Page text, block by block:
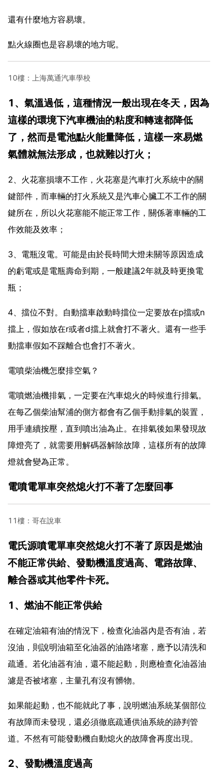
還有什麼地方容易壞。
點火線圈也是容易壞的地方呢。
10樓：上海萬通汽車學校
1、氣溫過低，這種情況一般出現在冬天，因為
這樣的環境下汽車機油的粘度和轉速都降低
了，然而是電池點火能量降低，這樣一來易燃
氣體就無法形成，也就難以打火；
2、火花塞損壞不工作，火花塞是汽車打火系統中的關
鍵部件，而車輛的打火系統又是汽車心臟工不工作的關
鍵所在，所以火花塞能不能正常工作，關係著車輛的工
作效能及效率；
3、電瓶沒電。可能是由於長時間大燈未關等原因造成
的虧電或是電瓶壽命到期，一般建議2年就及時更換電
瓶；
4、擋位不對。自動擋車啟動時擋位一定要放在p擋或n
擋上，假如放在r或者d擋上就會打不著火。還有一些手
動擋車假如不踩離合也會打不著火。
電噴柴油機怎麼排空氣？
電噴燃油機排氣，一定要在汽車熄火的時候進行排氣。
在每乙個柴油幫浦的側方都會有乙個手動排氣的裝置，
用手連續按壓，直到噴出油為止。在排氣後如果發現故
障燈亮了，就需要用解碼器解除故障，這樣所有的故障
燈就會變為正常。
電噴電單車突然熄火打不著了怎麼回事
11樓：哥在說車
電氏源噴電單車突然熄火打不著了原因是燃油
不能正常供給、發動機溫度過高、電路故障、
離合器或其他零件卡死。
1、燃油不能正常供給
在確定油箱有油的情況下，檢查化油器內是否有油，若
沒油，則說明油箱至化油器的油路堵塞，應予以清洗和
疏通。若化油器有油，還不能起動，則應檢查化油器油
濾是否被堵塞，主量孔有沒有髒物。
如果能起動，也不能就此了事，說明燃油系統某個部位
有故障而未發現，還必須徹底疏通供油系統的跡判管
道。不然有可能發動機自動熄火的故障會再度出現。
2、發動機溫度過高